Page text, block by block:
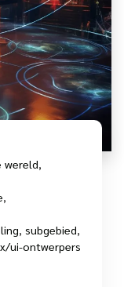
wereld,
,
, subgebied,
ui-ontwerpers